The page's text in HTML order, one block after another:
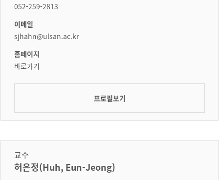
052-259-2813
이메일
sjhahn@ulsan.ac.kr
홈페이지
바로가기
프로필보기
교수
허은정(Huh, Eun-Jeong)